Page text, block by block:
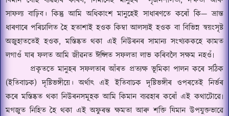
সাফল্য বাঢ়িব। কিন্তু আমি অধিকাংশ মানুহেই সাধাৰণতে কৰোঁ কি— ভ্রান্ত
ধাৰণাৰে পৰিচালিত হৈ হতাশাই হওক কিম্বা আলস্যই হওক বা বিভিন্ন স্বয়ংসৃষ্ট
অজুহাততেই হওক,মস্তিষ্কত থকা এই নিউৰনৰ সামান্য সংখ্যককহে কামত
লগাওঁ যাৰ ফলত আমি জীৱনত ঈপ্সিত সফলতা লাভ কৰিবলৈ সক্ষম নহওঁ৷
প্ৰকৃততে মানুহৰ সফলতাৰ আঁৰত প্রত্যক্ষ ভূমিকা পালন কৰে সঠিক
(ইতিবাচক) দৃষ্টিভঙ্গীয়ে। অৰ্থাৎ এই ইতিবাচক দৃষ্টিভঙ্গীৰ ওপৰতেই নিৰ্ভৰ
কৰে মস্তিষ্কত থকা নিউৰনসমূহক আমি কিমান ব্যৱহাৰ কৰোঁ এই কথাটোৱে৷
মগজুত নিহিত হৈ থকা এই অফুৰন্ত ক্ষমতা আৰু শক্তি যিমান উপযুক্তভাৱে